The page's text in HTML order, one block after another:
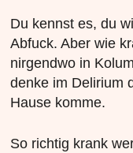
Du kennst es, du
Abfuck. Aber wie
nirgendwo in
denke im Delirium
Hause komme.
So richtig krank